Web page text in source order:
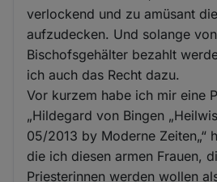
verlockend und zu amüsant
aufzudecken. Und solange
Bischofsgehälter bezahlt
ich auch das Recht dazu.
Vor kurzem habe ich mir eine
„Hildegard von Bingen
05/2013 by Moderne Zeiten„“
die ich diesen armen Frauen,
Priesterinnen werden wollen